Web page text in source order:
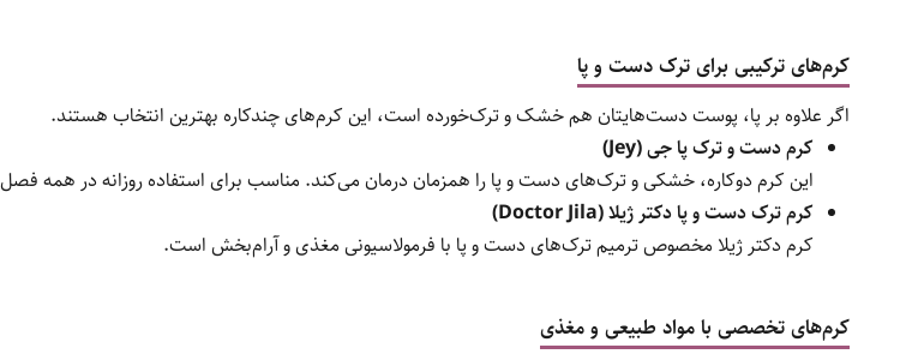
کرم‌های ترکیبی برای ترک دست و پا
اگر علاوه بر پا، پوست دست‌هایتان هم خشک و ترک‌خورده است، این کرم‌های چندکاره بهترین انتخاب هستند.
کرم دست و ترک پا جی (Jey)
این کرم دوکاره، خشکی و ترک‌های دست و پا را همزمان درمان می‌کند. مناسب برای استفاده روزانه در همه
کرم ترک دست و پا دکتر ژیلا (Doctor Jila)
کرم دکتر ژیلا مخصوص ترمیم ترک‌های دست و پا با فرمولاسیونی مغذی و آرام‌بخش است.
کرم‌های تخصصی با مواد طبیعی و مغذی